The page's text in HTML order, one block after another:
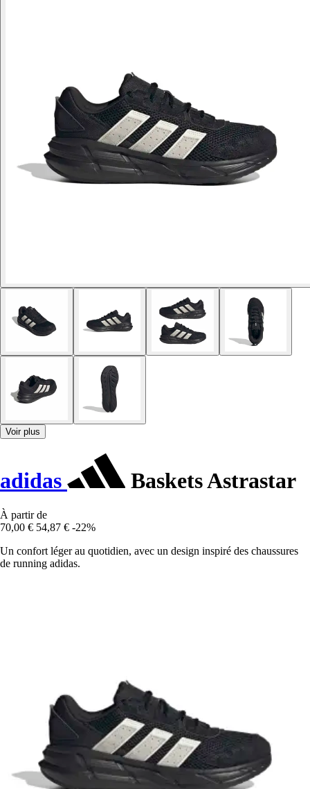
Voir plus
adidas Baskets Astrastar
À partir de
70,00 € 54,87 € -22%
Un confort léger au quotidien, avec un design inspiré des chaussures
de running adidas.